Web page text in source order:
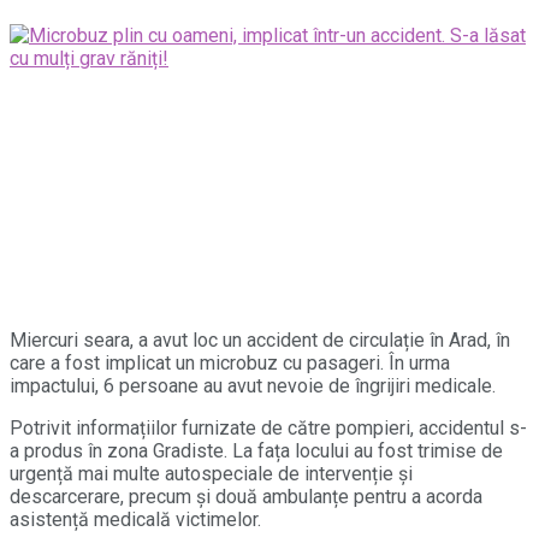
Miercuri seara, a avut loc un accident de circulație în Arad, în
care a fost implicat un microbuz cu pasageri. În urma
impactului, 6 persoane au avut nevoie de îngrijiri medicale.
Potrivit informațiilor furnizate de către pompieri, accidentul s-
a produs în zona Gradiste. La fața locului au fost trimise de
urgență mai multe autospeciale de intervenție și
descarcerare, precum și două ambulanțe pentru a acorda
asistență medicală victimelor.